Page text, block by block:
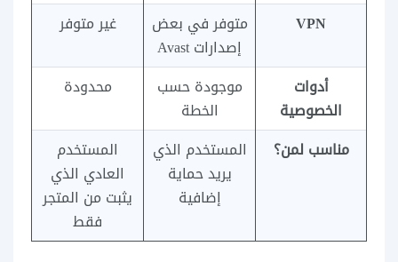
VPN
متوفر في بعض
إصدارات Avast
غير متوفر
أدوات
الخصوصية
موجودة حسب
الخطة
محدودة
مناسب لمن؟
المستخدم الذي
يريد حماية
إضافية
المستخدم
العادي الذي
يثبت من المتجر
فقط